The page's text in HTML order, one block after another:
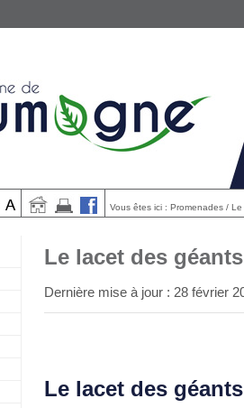
Vous êtes ici : Promenades /
Le lacet des géants
Dernière mise à jour : 28 février
Le lacet des géants